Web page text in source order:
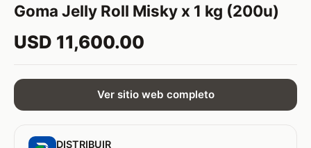
Goma Jelly Roll Misky x 1 kg (200u)
USD 11,600.00
Ver sitio web completo
DISTRIBUIR